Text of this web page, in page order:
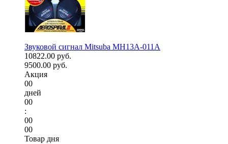
Звуковой сигнал Mitsuba MH13A-011A
10822.00 руб.
9500.00 руб.
Акция
00
дней
00
:
00
00
Товар дня